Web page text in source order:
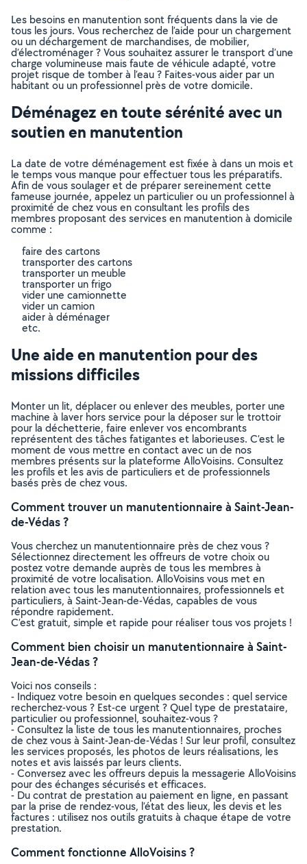
Les besoins en manutention sont fréquents dans la vie de
tous les jours. Vous recherchez de l’aide pour un chargement
ou un déchargement de marchandises, de mobilier,
d’électroménager ? Vous souhaitez assurer le transport d’une
charge volumineuse mais faute de véhicule adapté, votre
projet risque de tomber à l’eau ? Faites-vous aider par un
habitant ou un professionnel près de votre domicile.
Déménagez en toute sérénité avec un
soutien en manutention
La date de votre déménagement est fixée à dans un mois et
le temps vous manque pour effectuer tous les préparatifs.
Afin de vous soulager et de préparer sereinement cette
fameuse journée, appelez un particulier ou un professionnel à
proximité de chez vous en consultant les profils des
membres proposant des services en manutention à domicile
comme :
faire des cartons
transporter des cartons
transporter un meuble
transporter un frigo
vider une camionnette
vider un camion
aider à déménager
etc.
Une aide en manutention pour des
missions difficiles
Monter un lit, déplacer ou enlever des meubles, porter une
machine à laver hors service pour la déposer sur le trottoir
pour la déchetterie, faire enlever vos encombrants
représentent des tâches fatigantes et laborieuses. C’est le
moment de vous mettre en contact avec un de nos
membres présents sur la plateforme AlloVoisins. Consultez
les profils et les avis de particuliers et de professionnels
basés près de chez vous.
Comment trouver un manutentionnaire à Saint-Jean-
de-Védas ?
Vous cherchez un manutentionnaire près de chez vous ?
Sélectionnez directement les offreurs de votre choix ou
postez votre demande auprès de tous les membres à
proximité de votre localisation. AlloVoisins vous met en
relation avec tous les manutentionnaires, professionnels et
particuliers, à Saint-Jean-de-Védas, capables de vous
répondre rapidement.
C’est gratuit, simple et rapide pour réaliser tous vos projets !
Comment bien choisir un manutentionnaire à Saint-
Jean-de-Védas ?
Voici nos conseils :
- Indiquez votre besoin en quelques secondes : quel service
recherchez-vous ? Est-ce urgent ? Quel type de prestataire,
particulier ou professionnel, souhaitez-vous ?
- Consultez la liste de tous les manutentionnaires, proches
de chez vous à Saint-Jean-de-Védas ! Sur leur profil, consultez
les services proposés, les photos de leurs réalisations, les
notes et avis laissés par leurs clients.
- Conversez avec les offreurs depuis la messagerie AlloVoisins
pour des échanges sécurisés et efficaces.
- Du contrat de prestation au paiement en ligne, en passant
par la prise de rendez-vous, l’état des lieux, les devis et les
factures : utilisez nos outils gratuits à chaque étape de votre
prestation.
Comment fonctionne AlloVoisins ?